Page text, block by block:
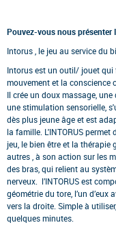
Pouvez-vous nous présenter
Intorus , le jeu au service du
Intorus est un outil/ jouet qui
mouvement et la conscience
Il crée un doux massage, une
une stimulation sensorielle,
dès plus jeune âge et est
la famille. L'INTORUS permet
jeu, le bien être et la thérapie
autres , à son action sur les
des bras, qui relient au
nerveux. l’INTORUS est
géométrie du tore, l’un
vers la droite. Simple à
quelques minutes.